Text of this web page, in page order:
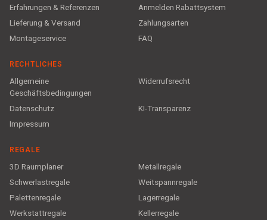
Erfahrungen & Referenzen
Anmelden Rabattsystem
Lieferung & Versand
Zahlungsarten
Montageservice
FAQ
RECHTLICHES
Allgemeine
Geschäftsbedingungen
Widerrufsrecht
Datenschutz
KI-Transparenz
Impressum
REGALE
3D Raumplaner
Metallregale
Schwerlastregale
Weitspannregale
Palettenregale
Lagerregale
Werkstattregale
Kellerregale